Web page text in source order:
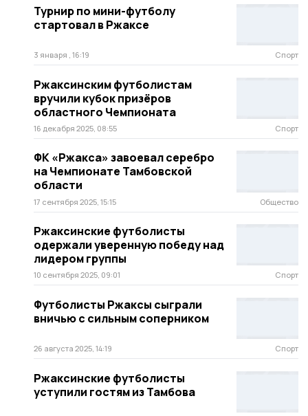
Турнир по мини-футболу
стартовал в Ржаксе
3 января , 16:19 Спорт
Ржаксинским футболистам
вручили кубок призёров
областного Чемпионата
16 декабря 2025, 08:55 Спорт
ФК «Ржакса» завоевал серебро
на Чемпионате Тамбовской
области
17 сентября 2025, 15:15 Общество
Ржаксинские футболисты
одержали уверенную победу над
лидером группы
10 сентября 2025, 09:01 Спорт
Футболисты Ржаксы сыграли
вничью с сильным соперником
26 августа 2025, 14:19 Спорт
Ржаксинские футболисты
уступили гостям из Тамбова